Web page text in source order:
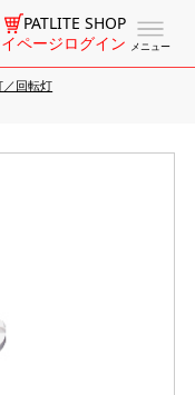
メニュー
PATLITE SHOP
ページログイン
／回転灯